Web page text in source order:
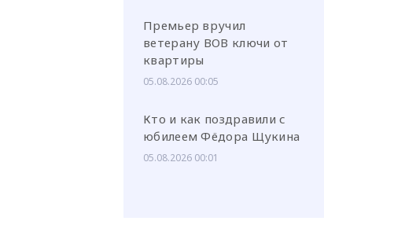
Премьер вручил
ветерану ВОВ ключи от
квартиры
05.08.2026 00:05
Кто и как поздравили с
юбилеем Фёдора Щукина
05.08.2026 00:01